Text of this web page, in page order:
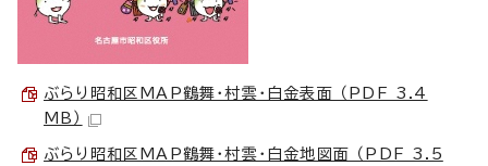
ぶらり昭和区MAP鶴舞・村雲・白金表面 （PDF 3.4
MB）
ぶらり昭和区MAP鶴舞・村雲・白金地図面 （PDF 3.5